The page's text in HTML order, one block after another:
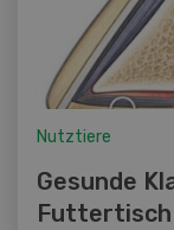
Nutztiere
Gesunde
Futtertisch